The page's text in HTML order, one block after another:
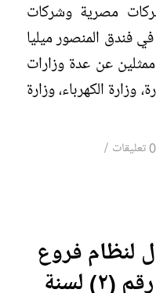
مصرية وشركات
عراقية يومي 27-28/9/2023 في فندق المنصور ميليا
عن عدة وزارات
وزارة الكهرباء، وزارة
0 تعليقات /
لنظام فروع
الشركات الأجنبية رقم (٢) لسنة